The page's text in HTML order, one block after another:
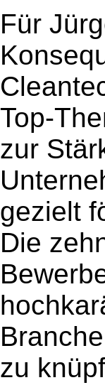
Für
Top-
zur
gezielt
Die
zu